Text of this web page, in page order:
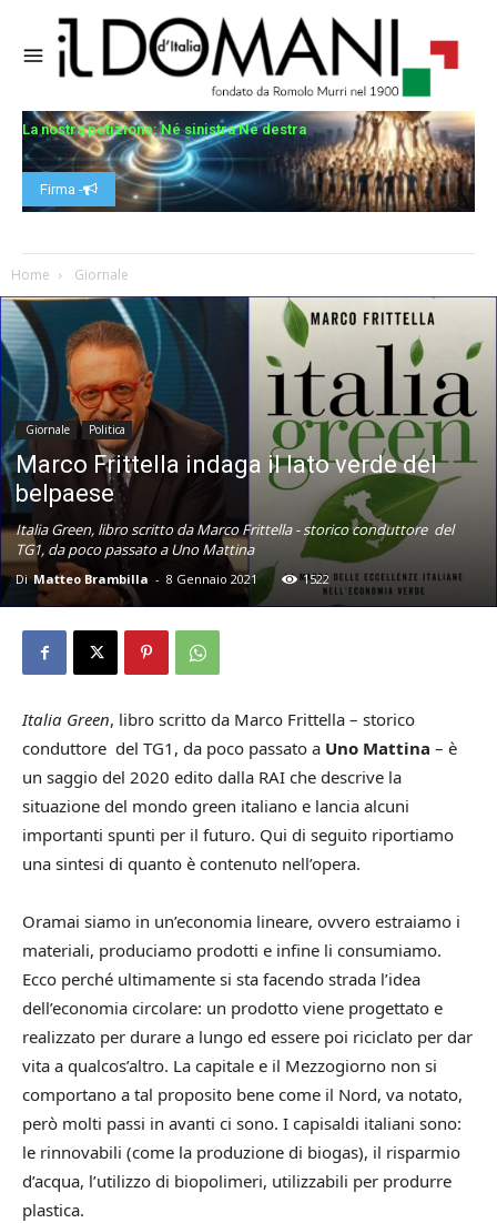
La nostra petizione: Né sinistra Né destra
Firma -
Home Giornale
Giornale Politica
Marco Frittella indaga il lato verde del
belpaese
Italia Green, libro scritto da Marco Frittella - storico conduttore del
TG1, da poco passato a Uno Mattina
Di Matteo Brambilla - 8 Gennaio 2021 1522
Italia Green, libro scritto da Marco Frittella – storico
conduttore del TG1, da poco passato a Uno Mattina – è
un saggio del 2020 edito dalla RAI che descrive la
situazione del mondo green italiano e lancia alcuni
importanti spunti per il futuro. Qui di seguito riportiamo
una sintesi di quanto è contenuto nell’opera.
Oramai siamo in un’economia lineare, ovvero estraiamo i
materiali, produciamo prodotti e infine li consumiamo.
Ecco perché ultimamente si sta facendo strada l’idea
dell’economia circolare: un prodotto viene progettato e
realizzato per durare a lungo ed essere poi riciclato per dar
vita a qualcos’altro. La capitale e il Mezzogiorno non si
comportano a tal proposito bene come il Nord, va notato,
però molti passi in avanti ci sono. I capisaldi italiani sono:
le rinnovabili (come la produzione di biogas), il risparmio
d’acqua, l’utilizzo di biopolimeri, utilizzabili per produrre
plastica.